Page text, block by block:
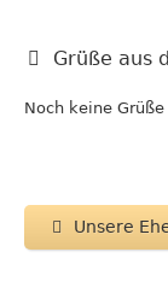
Grüße aus
Noch keine
Unsere